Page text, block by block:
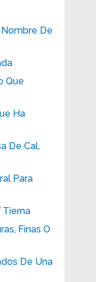
De
Que
Ha
De Cal,
Para
Tierna
Finas O
De Una